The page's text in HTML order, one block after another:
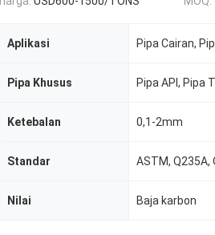
Aplikasi
Pipa Khusus Pipa API, Pipa
Ketebalan 0,1-2mm
Standar ASTM, Q235A,
Nilai Baja karbon